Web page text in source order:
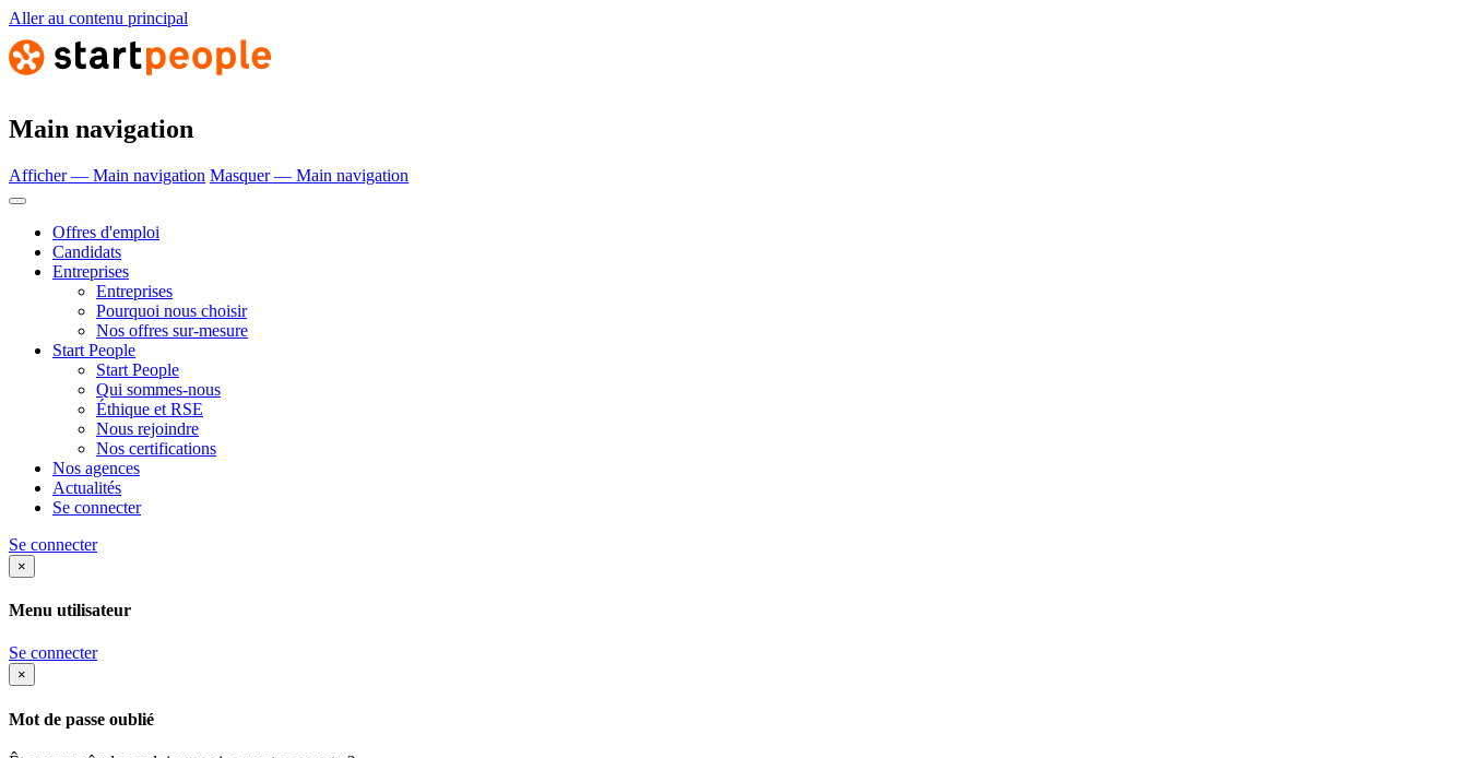
Aller au contenu principal
Main navigation
Afficher — Main navigation Masquer — Main navigation
Offres d'emploi
Candidats
Entreprises
Entreprises
Pourquoi nous choisir
Nos offres sur-mesure
Start People
Start People
Qui sommes-nous
Éthique et RSE
Nous rejoindre
Nos certifications
Nos agences
Actualités
Se connecter
Se connecter
×
Menu utilisateur
Se connecter
×
Mot de passe oublié